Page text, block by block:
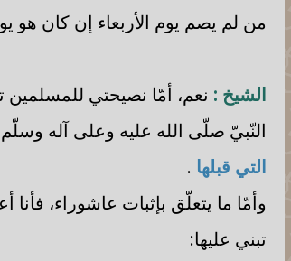
من لم يصم يوم الأربعاء إن كان هو
الشيخ : نعم، أمّا نصيحتي للمسلمين
النّبيّ صلّى الله عليه وعلى آله
التي قبلها .
وأمّا ما يتعلّق بإثبات عاشوراء،
تبني عليها: